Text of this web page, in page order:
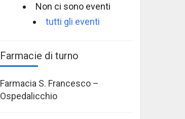
Non ci sono eventi
tutti gli eventi
Farmacie di turno
Farmacia S. Francesco –
Ospedalicchio